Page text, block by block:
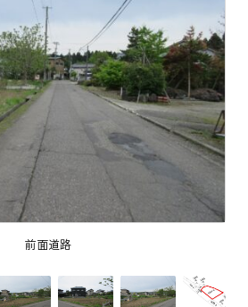
前面道路